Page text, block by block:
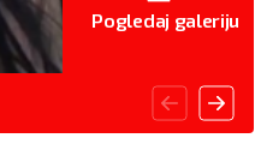
Pogledaj galeriju